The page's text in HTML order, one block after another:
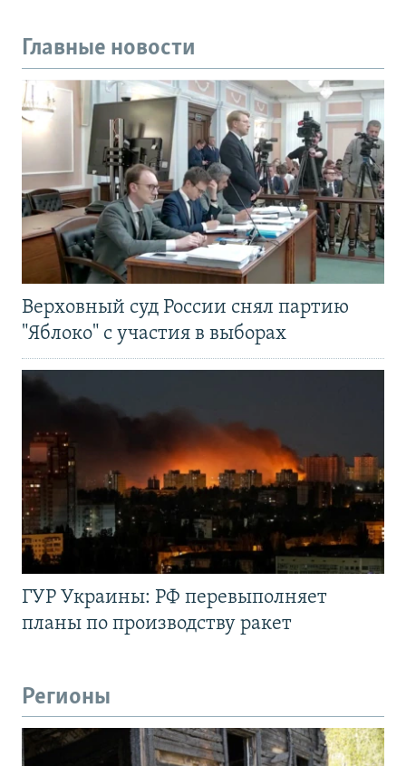
Главные новости
Верховный суд России снял партию
"Яблоко" с участия в выборах
ГУР Украины: РФ перевыполняет
планы по производству ракет
Регионы